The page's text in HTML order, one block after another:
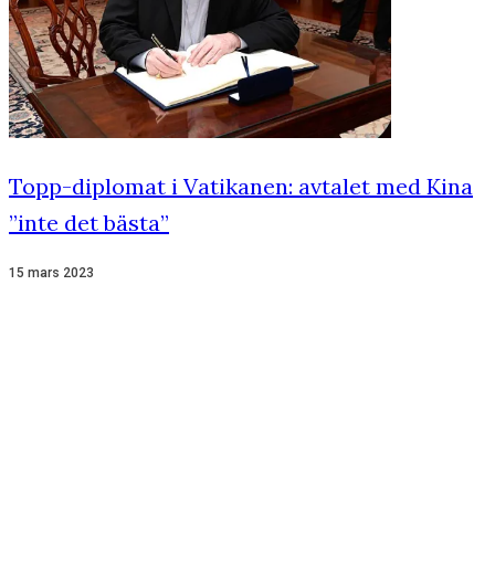
Topp-diplomat i Vatikanen: avtalet med Kina
”inte det bästa”
15 mars 2023